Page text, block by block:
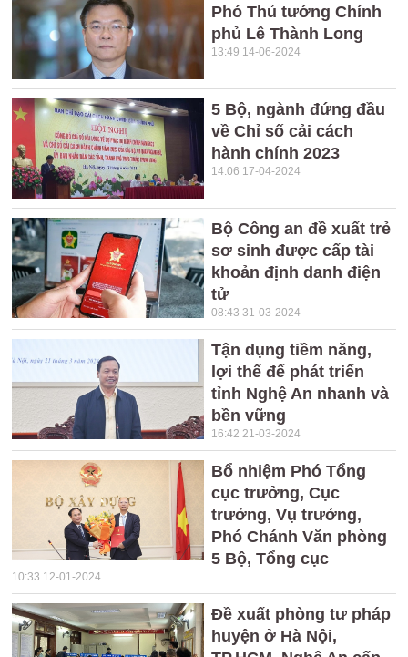
Phó Thủ tướng Chính
phủ Lê Thành Long
13:49 14-06-2024
5 Bộ, ngành đứng đầu
về Chỉ số cải cách
hành chính 2023
14:06 17-04-2024
Bộ Công an đề xuất trẻ
sơ sinh được cấp tài
khoản định danh điện
tử
08:43 31-03-2024
Tận dụng tiềm năng,
lợi thế để phát triển
tỉnh Nghệ An nhanh và
bền vững
16:42 21-03-2024
Bổ nhiệm Phó Tổng
cục trưởng, Cục
trưởng, Vụ trưởng,
Phó Chánh Văn phòng
5 Bộ, Tổng cục
10:33 12-01-2024
Đề xuất phòng tư pháp
huyện ở Hà Nội,